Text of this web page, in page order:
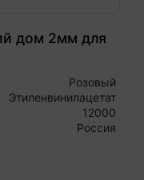
дом 2мм для
Розовый
Этиленвинилацетат
12000
Россия